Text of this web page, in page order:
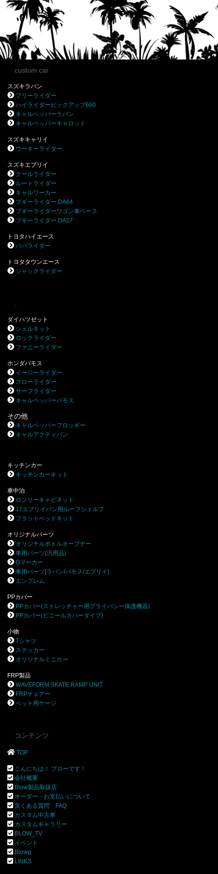
custom car
スズキラパン
フリーライダー
ハイライダーピックアップ660
キャルペッパーラパン
キャルペッパーキャロット
スズキキャリイ
ウーキーライダー
スズキエブリイ
クールライダー
ルートライダー
キャルワーカー
ブギーライダー DA64
ブギーライダーワゴン車ベース
ブギーライダー DA17
トヨタハイエース
パパライダー
トヨタタウンエース
ジャックライダー
ダイハツゼット
シェルキット
ロックライダー
ファニーライダー
ホンダバモス
イージーライダー
スローライダー
サーフライダー
キャルペッパーバモス
その他
キャルペッパーフロッギー
キャルアクティバン
キッチンカー
キッチンカーキット
車中泊
ロンリーキャビネット
17エブリイバン用ルーフシェルフ
フラットベッドキット
オリジナルパーツ
オリジナルボトルオープナー
車用パーツ(汎用品)
Gマーカー
車用パーツ[ラパン/バモス/エブリイ]
エンブレム
PPカバー
PPカバー(ストレッチャー用プライバシー保護機器)
PPカバー(ビニールカバータイプ)
小物
Tシャツ
ステッカー
オリジナルミニカー
FRP製品
WAVEFORM SKATE RAMP UNIT
FRPチェアー
ペット用ケージ
コンテンツ
TOP
こんにちは！ ブローです！
会社概要
Blow製品取扱店
オーダー・お支払いについて
良くある質問 FAQ
カスタム中古車
カスタムギャラリー
BLOW_TV
イベント
Blowg
LINKS